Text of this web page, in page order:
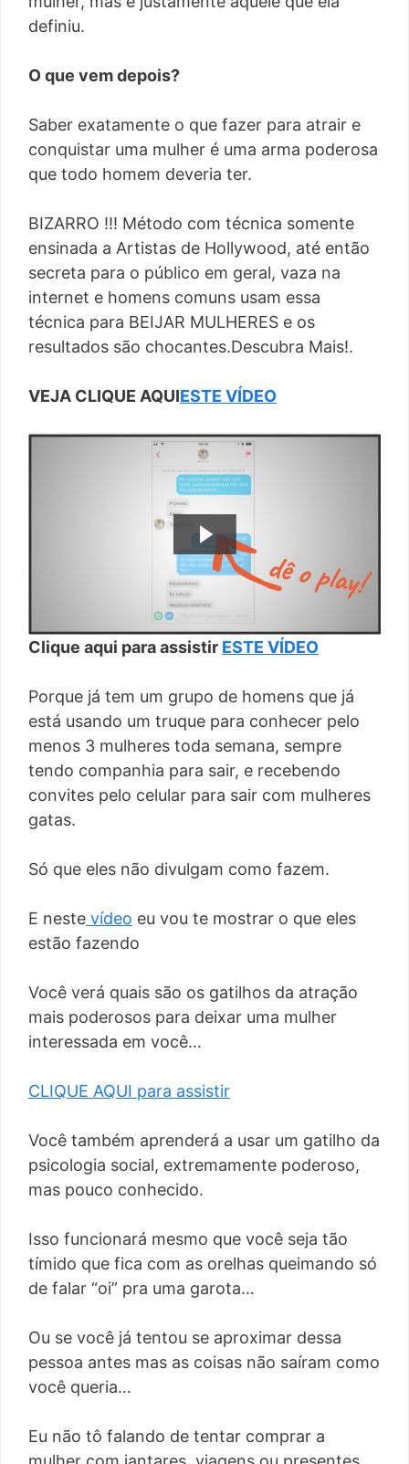
definiu.
O que vem depois?
Saber exatamente o que fazer para atrair e
conquistar uma mulher é uma arma poderosa
que todo homem deveria ter.
BIZARRO !!! Método com técnica somente
ensinada a Artistas de Hollywood, até então
secreta para o público em geral, vaza na
internet e homens comuns usam essa
técnica para BEIJAR MULHERES e os
resultados são chocantes.Descubra Mais!.
VEJA CLIQUE AQUIESTE VÍDEO
Clique aqui para assistir ESTE VÍDEO
Porque já tem um grupo de homens que já
está usando um truque para conhecer pelo
menos 3 mulheres toda semana, sempre
tendo companhia para sair, e recebendo
convites pelo celular para sair com mulheres
gatas.
Só que eles não divulgam como fazem.
E neste vídeo eu vou te mostrar o que eles
estão fazendo
Você verá quais são os gatilhos da atração
mais poderosos para deixar uma mulher
interessada em você…
CLIQUE AQUI para assistir
Você também aprenderá a usar um gatilho da
psicologia social, extremamente poderoso,
mas pouco conhecido.
Isso funcionará mesmo que você seja tão
tímido que fica com as orelhas queimando só
de falar “oi” pra uma garota…
Ou se você já tentou se aproximar dessa
pessoa antes mas as coisas não saíram como
você queria…
Eu não tô falando de tentar comprar a